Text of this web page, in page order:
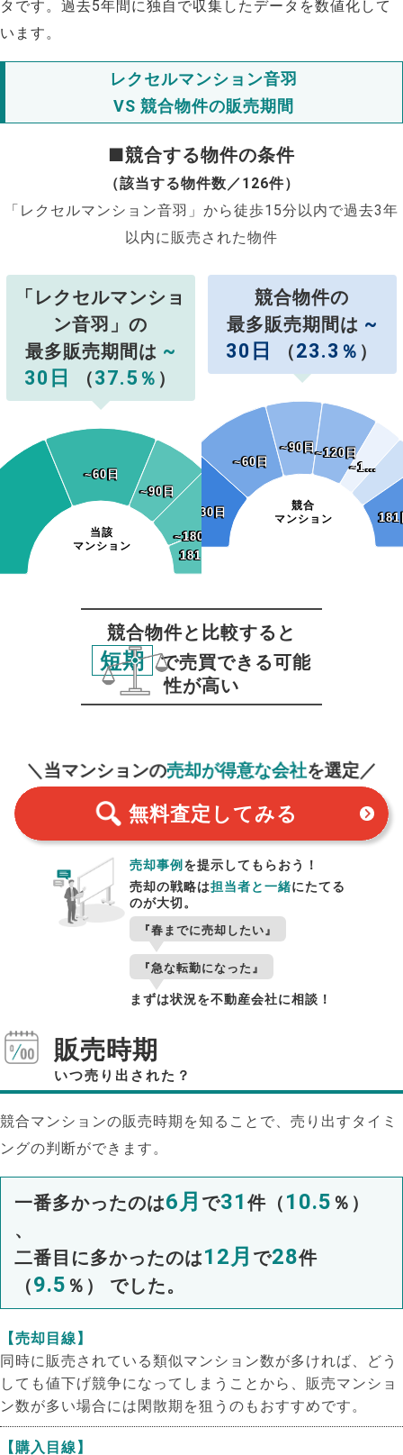
NEW!
NEW!
タです。過去5年間に独自で収集したデータを数値化して
います。
レクセルマンション音羽
VS 競合物件の販売期間
■競合する物件の条件
（該当する物件数／126件）
「レクセルマンション音羽」から徒歩15分以内で過去3年
以内に販売された物件
「レクセルマンショ
ン音羽」の
最多販売期間は ~
30日
（37.5 ％ ）
当該
マンション
~60日
~60日
~90日
~90日
~150日
~150日
~180日
~180日
181日~
181日~
競合物件の
最多販売期間は ~
30日
（23.3 ％ ）
競合
マンション
~30日
~30日
~60日
~60日
~90日
~90日 ~120日
~120日
~1…
~1…
181
181
競合物件と比較すると
短期
で売買できる可能
性が高い
＼当マンションの売却が得意な会社を選定／
無料査定 してみる
売却事例 を提示してもらおう！
売却の戦略は担当者と一緒にたてる
のが大切。
『春までに売却したい』
『急な転勤になった』
まずは状況を不動産会社に相談！
販売時期
いつ売り出された？
競合マンションの販売時期を知ることで、売り出すタイミ
ングの判断ができます。
一番多かったのは6月 で31 件（ 10.5 ％）
、
二番目に多かったのは12月 で28件
（9.5 ％） でした。
【売却目線】
同時に販売されている類似マンション数が多ければ、どう
しても値下げ競争になってしまうことから、販売マンショ
ン数が多い場合には閑散期を狙うのもおすすめです。
【購入目線】